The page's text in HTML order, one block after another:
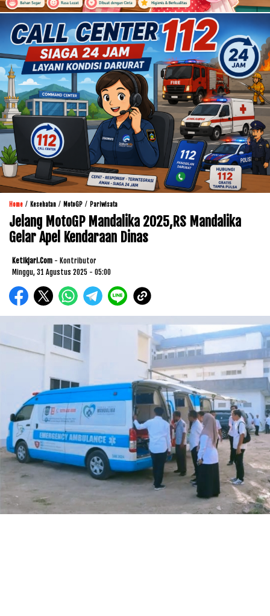
Home / Kesehatan / MotoGP / Pariwisata
Jelang MotoGP Mandalika 2025,RS Mandalika
Gelar Apel Kendaraan Dinas
Ketikjari.com - Kontributor
Minggu, 31 Agustus 2025 - 05:00